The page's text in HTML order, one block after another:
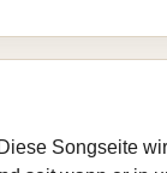
Songseite